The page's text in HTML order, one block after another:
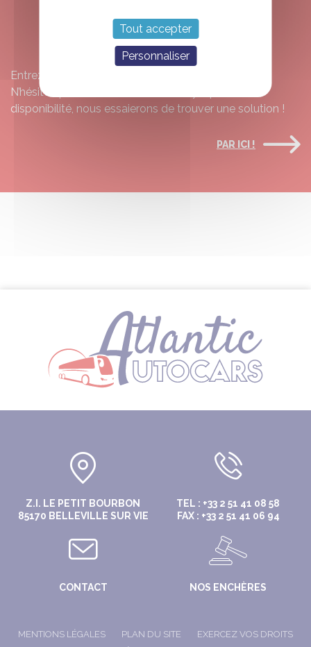
VOTRE CAMPING CAR
Entrez vos dates et voyez ce qui est disponible.
N’hésitez pas à nous contacter s’il n’y a pas de
disponibilité, nous essaierons de trouver une solution !
PAR ICI !
Z.I. LE PETIT BOURBON
85170 BELLEVILLE SUR VIE
TEL : +33 2 51 41 08 58
FAX : +33 2 51 41 06 94
CONTACT NOS ENCHÈRES
MENTIONS LÉGALES PLAN DU SITE
EXERCEZ VOS DROITS
Tout accepter
Personnaliser